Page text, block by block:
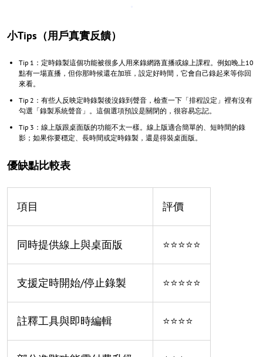
小Tips（用戶真實反饋）
Tip 1：定時錄製這個功能被很多人用來錄網路直播或線上課程。例如晚上10
點有一場直播，但你那時候還在加班，設定好時間，它會自己錄起來等你回
來看。
Tip 2：有些人反映定時錄製後沒錄到聲音，檢查一下「排程設定」裡有沒有
勾選「錄製系統聲音」。這個選項預設是關閉的，很容易忘記。
Tip 3：線上版跟桌面版的功能不太一樣。線上版適合簡單的、短時間的錄
影；如果你要穩定、長時間或定時錄製，還是得裝桌面版。
優缺點比較表
項目 評價
同時提供線上與桌面版 ⭐⭐⭐⭐⭐
支援定時開始/停止錄製 ⭐⭐⭐⭐⭐
註釋工具與即時編輯 ⭐⭐⭐⭐